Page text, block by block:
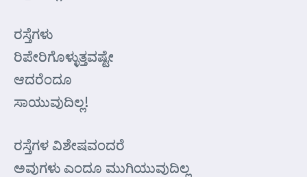
ರಸ್ತೆಗಳು
ರಿಪೇರಿಗೊಳ್ಳುತ್ತವಷ್ಟೇ
ಆದರೆಂದೂ
ಸಾಯುವುದಿಲ್ಲ!
ರಸ್ತೆಗಳ ವಿಶೇಷವಂದರೆ
ಅವುಗಳು ಎಂದೂ ಮುಗಿಯುವುದಿಲ್ಲ